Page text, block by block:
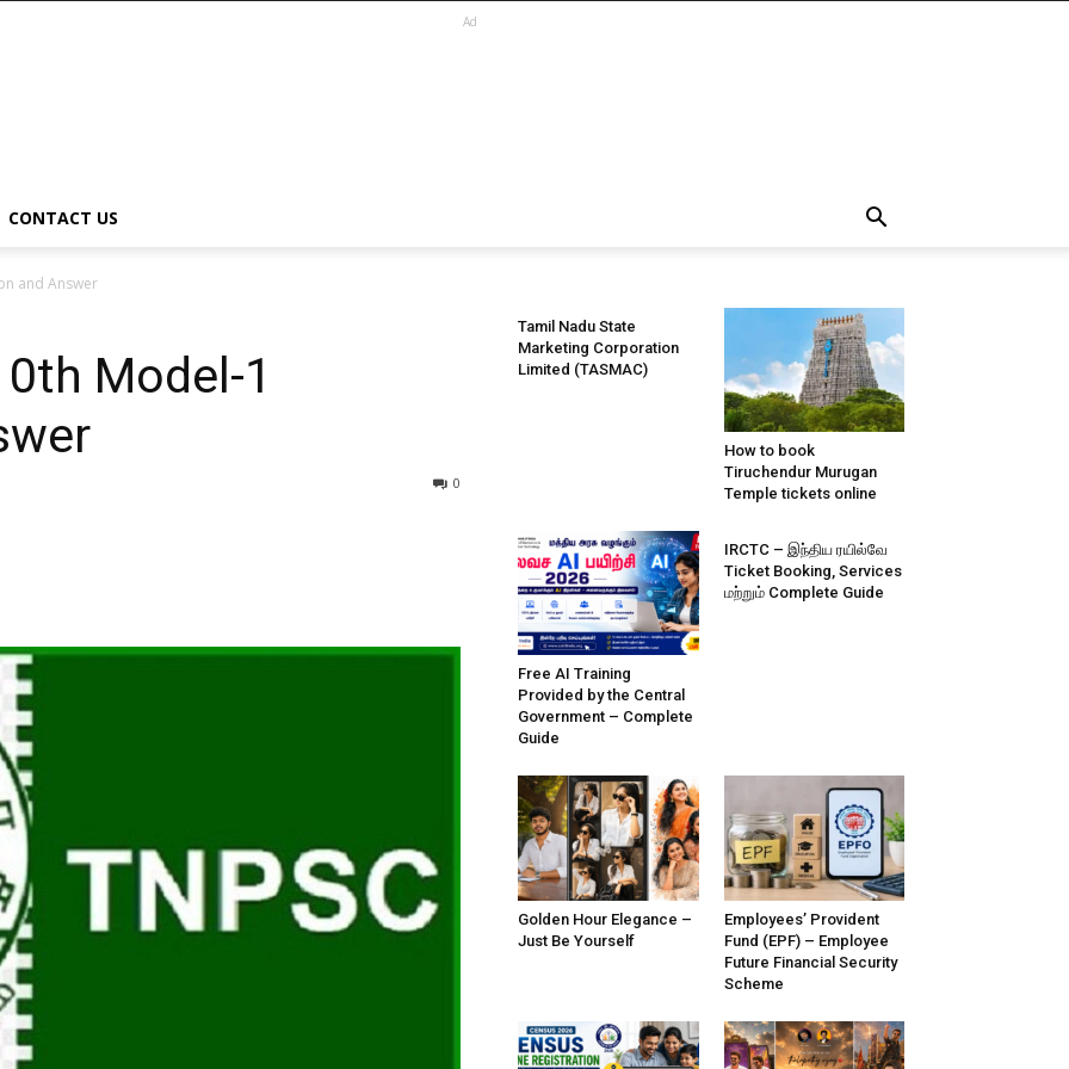
Ad
CONTACT US
and Answer
Model-1
0
Tamil Nadu State
Marketing Corporation
Limited (TASMAC)
How to book
Tiruchendur Murugan
Temple tickets online
Free AI Training
Provided by the Central
Government – Complete
Guide
IRCTC – இந்திய ரயில்வே
Ticket Booking, Services
மற்றும் Complete Guide
Golden Hour Elegance –
Just Be Yourself
Employees’ Provident
Fund (EPF) – Employee
Future Financial Security
Scheme